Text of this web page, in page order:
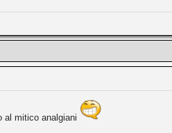
al mitico analgiani